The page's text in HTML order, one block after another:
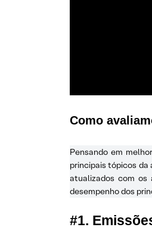
Como
Pensando em
principais tópicos da
atualizados com os
desempenho dos
#1.